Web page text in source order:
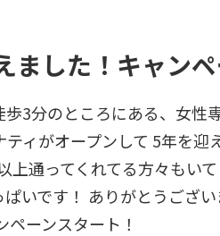
ました！キャン
3分のところにある、女性
ィがオープンして 5年を迎
上通ってくれてる方々もい
いです！ ありがとうござ
ーンスタート！